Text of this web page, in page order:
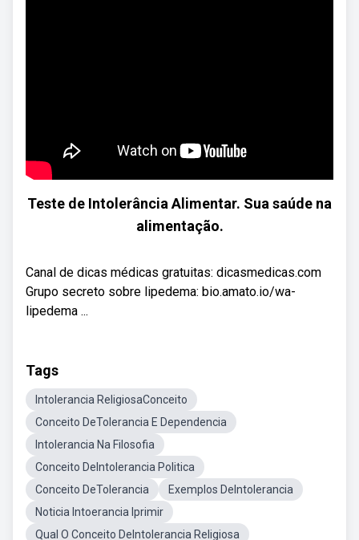
Teste de Intolerância Alimentar. Sua saúde na
alimentação.
Canal de dicas médicas gratuitas: dicasmedicas.com
Grupo secreto sobre lipedema: bio.amato.io/wa-
lipedema ...
Tags
Intolerancia ReligiosaConceito
Conceito DeTolerancia E Dependencia
Intolerancia Na Filosofia
Conceito DeIntolerancia Politica
Conceito DeTolerancia
Exemplos DeIntolerancia
Noticia Intoerancia Iprimir
Qual O Conceito DeIntolerancia Religiosa